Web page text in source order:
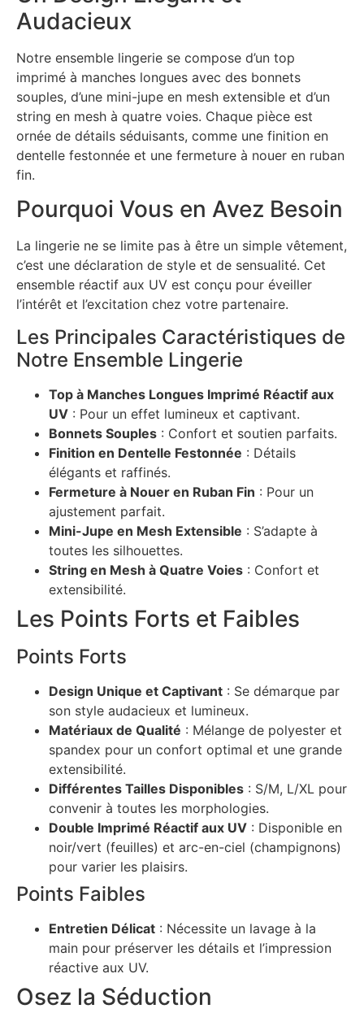
Audacieux
Notre ensemble lingerie se compose d’un top
imprimé à manches longues avec des bonnets
souples, d’une mini-jupe en mesh extensible et d’un
string en mesh à quatre voies. Chaque pièce est
ornée de détails séduisants, comme une finition en
dentelle festonnée et une fermeture à nouer en ruban
fin.
Pourquoi Vous en Avez Besoin
La lingerie ne se limite pas à être un simple vêtement,
c’est une déclaration de style et de sensualité. Cet
ensemble réactif aux UV est conçu pour éveiller
l’intérêt et l’excitation chez votre partenaire.
Les Principales Caractéristiques de
Notre Ensemble Lingerie
Top à Manches Longues Imprimé Réactif aux
UV : Pour un effet lumineux et captivant.
Bonnets Souples : Confort et soutien parfaits.
Finition en Dentelle Festonnée : Détails
élégants et raffinés.
Fermeture à Nouer en Ruban Fin : Pour un
ajustement parfait.
Mini-Jupe en Mesh Extensible : S’adapte à
toutes les silhouettes.
String en Mesh à Quatre Voies : Confort et
extensibilité.
Les Points Forts et Faibles
Points Forts
Design Unique et Captivant : Se démarque par
son style audacieux et lumineux.
Matériaux de Qualité : Mélange de polyester et
spandex pour un confort optimal et une grande
extensibilité.
Différentes Tailles Disponibles : S/M, L/XL pour
convenir à toutes les morphologies.
Double Imprimé Réactif aux UV : Disponible en
noir/vert (feuilles) et arc-en-ciel (champignons)
pour varier les plaisirs.
Points Faibles
Entretien Délicat : Nécessite un lavage à la
main pour préserver les détails et l’impression
réactive aux UV.
Osez la Séduction